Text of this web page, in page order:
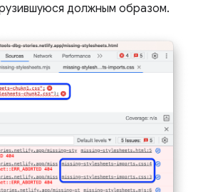
должным образом.